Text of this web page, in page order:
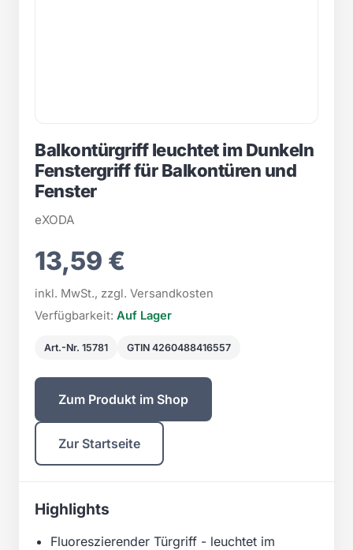
Balkontürgriff leuchtet im Dunkeln
Fenstergriff für Balkontüren und
Fenster
eXODA
13,59 €
inkl. MwSt., zzgl. Versandkosten
Verfügbarkeit: Auf Lager
Art.-Nr. 15781 GTIN 4260488416557
Zum Produkt im Shop
Zur Startseite
Highlights
Fluoreszierender Türgriff - leuchtet im